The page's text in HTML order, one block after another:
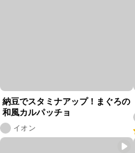
納豆でスタミナアップ！まぐろの
和風カルパッチョ
イオン